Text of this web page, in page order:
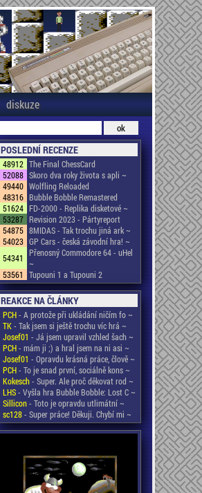
diskuze
POSLEDNÍ RECENZE
48912 The Final ChessCard
52088 Skoro dva roky života s apli ~
49440 Wolfling Reloaded
48316 Bubble Bobble Remastered
51624 FD-2000 - Replika disketové ~
53287 Revision 2023 - Pártyreport
54875 8MIDAS - Tak trochu jiná ark ~
54023 GP Cars - česká závodní hra! ~
54341
Přenosný Commodore 64 - uHel
~
53561
Tupouni 1 a Tupouni 2
REAKCE NA ČLÁNKY
PCH- A protože při ukládání ničím fo ~
TK- Tak jsem si ještě trochu víc hrá ~
Josef01 - Já jsem upravil vzhled šach ~
PCH- mám ji ;) a hral jsem na ni asi ~
Josef01 - Opravdu krásná práce, člově ~
PCH- To je snad první, sociálně kons ~
Kokesch- Super. Ale proč děkovat rod ~
LHS- Vyšla hra Bubble Bobble: Lost C ~
Sillicon- Toto je opravdu utlimátní ~
sc128- Super práce! Děkuji. Chybí mi ~